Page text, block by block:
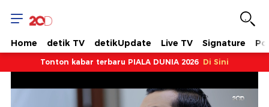
Home detik TV detikUpdate Live TV Signature
Tonton kabar terbaru PIALA DUNIA 2026 Di Sini